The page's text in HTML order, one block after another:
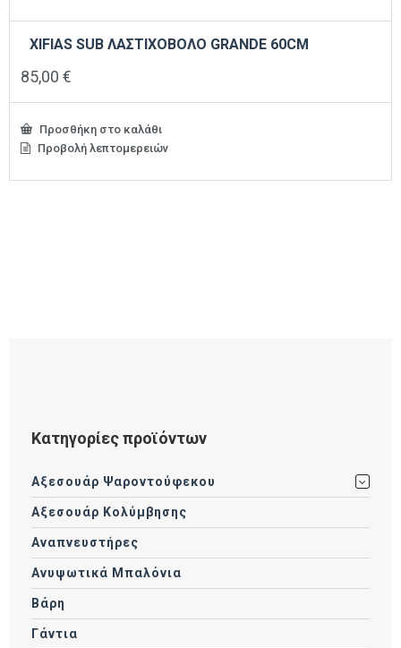
XIFIAS SUB ΛΑΣΤΙΧΟΒΟΛΟ GRANDE 60CM
85,00 €
Προσθήκη στο καλάθι
Προβολή λεπτομερειών
Κατηγορίες προϊόντων
Αξεσουάρ Ψαροντούφεκου
Αξεσουάρ Κολύμβησης
Αναπνευστήρες
Ανυψωτικά Μπαλόνια
Βάρη
Γάντια